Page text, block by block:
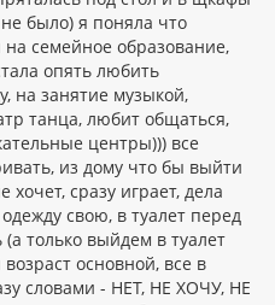
было) я поняла что
семейное образование,
опять любить
на занятие музыкой,
танца, любит общаться,
центры))) все
из дому что бы выйти
хочет, сразу играет, дела
свою, в туалет перед
только выйдем в туалет
основной, все в
словами - НЕТ, НЕ ХОЧУ, НЕ